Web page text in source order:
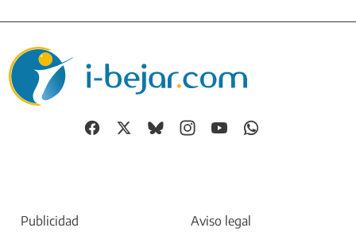
Publicidad
Aviso legal